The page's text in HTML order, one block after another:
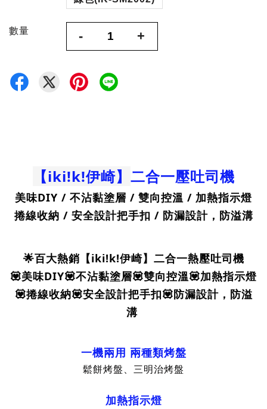
數量 - +
【iki!k!伊崎】 二合一壓吐司機
美味DIY / 不沾黏塗層 / 雙向控溫 / 加熱指示燈
捲線收納 / 安全設計把手扣 / 防漏設計，防溢溝
🌟百大熱銷【iki!k!伊崎】二合一熱壓吐司機
💟美味DIY💟不沾黏塗層💟雙向控溫💟加熱指示燈
💟捲線收納💟安全設計把手扣💟防漏設計，防溢
溝
一機兩用 兩種類烤盤
鬆餅烤盤、三明治烤盤
加熱指示燈